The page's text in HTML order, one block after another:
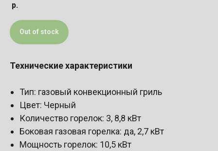
р.
Out of stock
Технические характеристики
Тип: газовый конвекционный гриль
Цвет: Черный
Количество горелок: 3, 8,8 кВт
Боковая газовая горелка: да, 2,7 кВт
Мощность горелок: 10,5 кВт